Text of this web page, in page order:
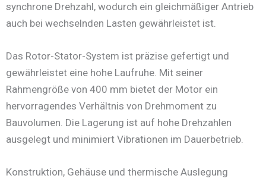
synchrone Drehzahl, wodurch ein gleichmäßiger Antrieb
auch bei wechselnden Lasten gewährleistet ist.
Das Rotor-Stator-System ist präzise gefertigt und
gewährleistet eine hohe Laufruhe. Mit seiner
Rahmengröße von 400 mm bietet der Motor ein
hervorragendes Verhältnis von Drehmoment zu
Bauvolumen. Die Lagerung ist auf hohe Drehzahlen
ausgelegt und minimiert Vibrationen im Dauerbetrieb.
Konstruktion, Gehäuse und thermische Auslegung